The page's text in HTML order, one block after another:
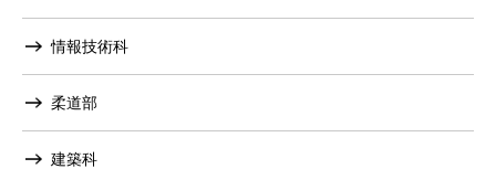
情報技術科
柔道部
建築科